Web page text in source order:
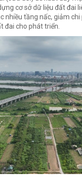
cơ sở dữ liệu đất đai
nhiều tầng nấc, giảm
đai cho phát triển.